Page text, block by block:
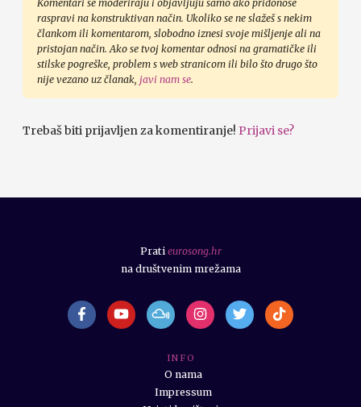
Komentari se moderiraju i objavljuju samo ako pridonose
raspravi na konstruktivan način. Ukoliko se ne slažeš s nekim
člankom ili komentarom, slobodno iznesi svoje mišljenje ali na
pristojan način. Ako se tvoj komentar odnosi na gramatičke ili
stilske pogreške, problem s web stranicom ili bilo što drugo što
nije vezano uz članak, javi nam se.
Trebaš biti prijavljen za komentiranje! Prijavi se?
I N F O
O nama
Impressum
Prati eurosong.hr
na društvenim mrežama